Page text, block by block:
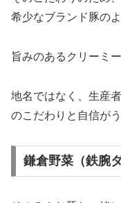
希少なブランド豚の
旨みのあるクリーミ
地名ではなく、生産
のこだわりと自信が
鎌倉野菜（鉄腕